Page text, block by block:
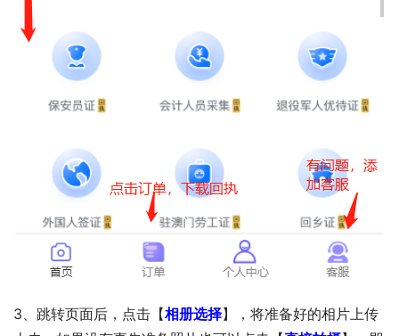
3、跳转页面后，点击【相册选择】，将准备好的相片上传